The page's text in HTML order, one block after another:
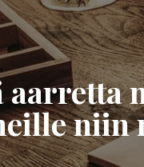
aarretta
niin